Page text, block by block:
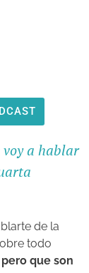
voy a hablar
de la
todo
que son